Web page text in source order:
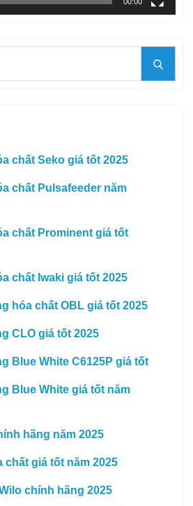
chất Seko giá tốt 2025
chất Pulsafeeder năm
chất Prominent giá tốt
chất Iwaki giá tốt 2025
hóa chất OBL giá tốt 2025
CLO giá tốt 2025
Blue White C6125P giá tốt
Blue White giá tốt năm
hãng năm 2025
chất giá tốt năm 2025
chính hãng 2025